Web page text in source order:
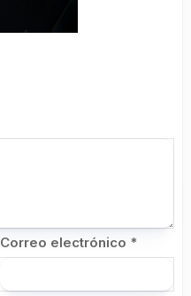
Correo electrónico *